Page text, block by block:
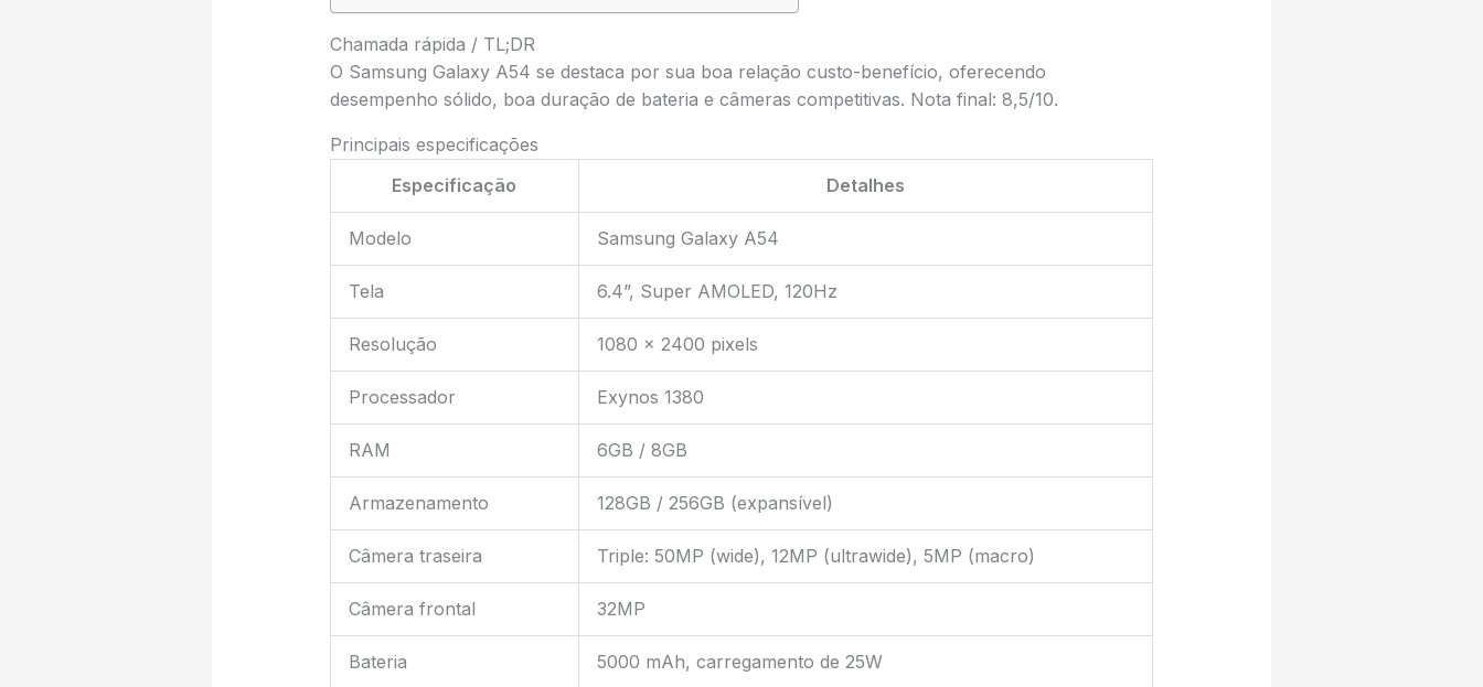
Chamada rápida / TL;DR
O Samsung Galaxy A54 se destaca por sua boa relação custo-benefício, oferecendo
desempenho sólido, boa duração de bateria e câmeras competitivas. Nota final: 8,5/10.
Principais especificações
Especificação
Detalhes
Modelo Samsung Galaxy A54
Tela 6.4”, Super AMOLED, 120Hz
Resolução 1080 x 2400 pixels
Processador Exynos 1380
RAM 6GB / 8GB
Armazenamento 128GB / 256GB (expansível)
Câmera traseira Triple: 50MP (wide), 12MP (ultrawide), 5MP (macro)
Câmera frontal 32MP
Bateria 5000 mAh, carregamento de 25W